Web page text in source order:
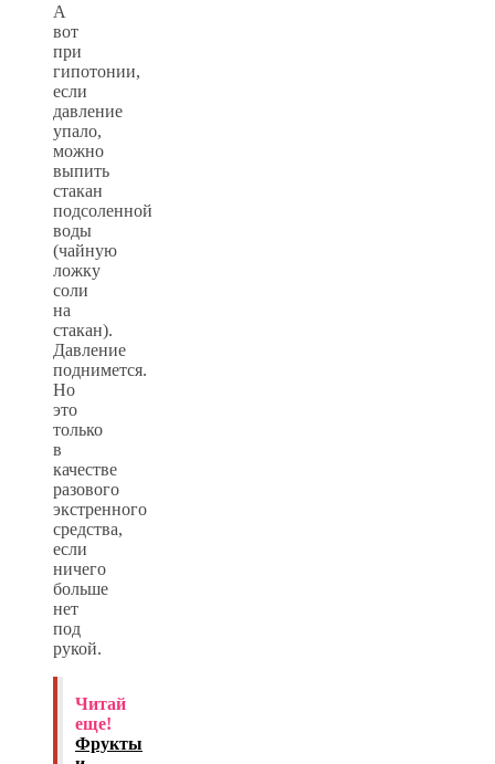
А
вот
при
гипотонии,
если
давление
упало,
можно
выпить
стакан
подсоленной
воды
(чайную
ложку
соли
на
стакан).
Давление
поднимется.
Но
это
только
в
качестве
разового
экстренного
средства,
если
ничего
больше
нет
под
рукой.
Читай
еще!
Фрукты